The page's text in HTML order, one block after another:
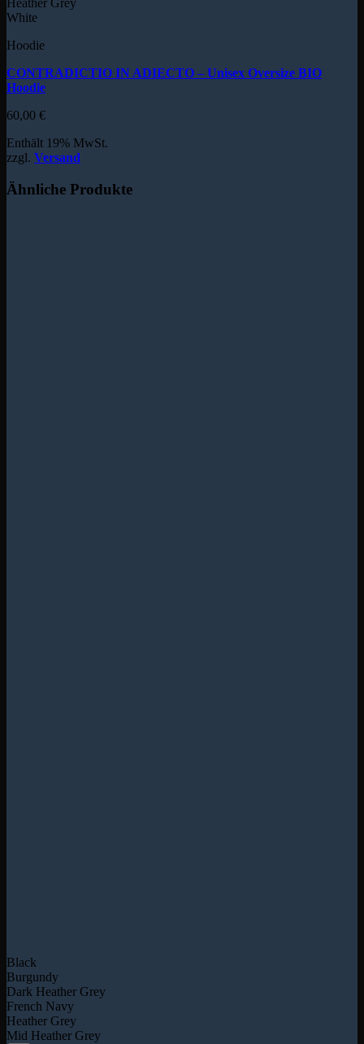
White
Hoodie
CONTRADICTIO IN ADIECTO – Unisex Oversize BIO
Hoodie
60,00 €
Enthält 19% MwSt.
zzgl. Versand
Ähnliche Produkte
Black
Burgundy
Dark Heather Grey
French Navy
Heather Grey
Mid Heather Grey